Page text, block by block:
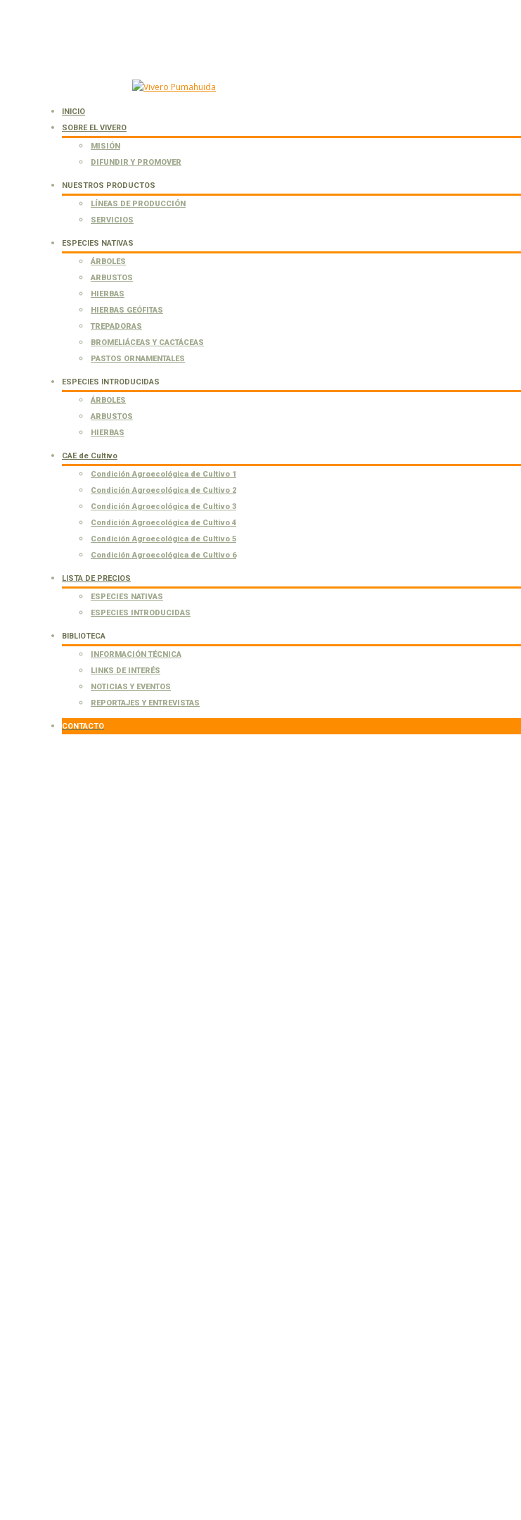
INICIO
SOBRE EL VIVERO
MISIÓN
DIFUNDIR Y PROMOVER
NUESTROS PRODUCTOS
LÍNEAS DE PRODUCCIÓN
SERVICIOS
ESPECIES NATIVAS
ÁRBOLES
ARBUSTOS
HIERBAS
HIERBAS GEÓFITAS
TREPADORAS
BROMELIÁCEAS Y CACTÁCEAS
PASTOS ORNAMENTALES
ESPECIES INTRODUCIDAS
ÁRBOLES
ARBUSTOS
HIERBAS
CAE de Cultivo
Condición Agroecológica de Cultivo 1
Condición Agroecológica de Cultivo 2
Condición Agroecológica de Cultivo 3
Condición Agroecológica de Cultivo 4
Condición Agroecológica de Cultivo 5
Condición Agroecológica de Cultivo 6
LISTA DE PRECIOS
ESPECIES NATIVAS
ESPECIES INTRODUCIDAS
BIBLIOTECA
INFORMACIÓN TÉCNICA
LINKS DE INTERÉS
NOTICIAS Y EVENTOS
REPORTAJES Y ENTREVISTAS
CONTACTO